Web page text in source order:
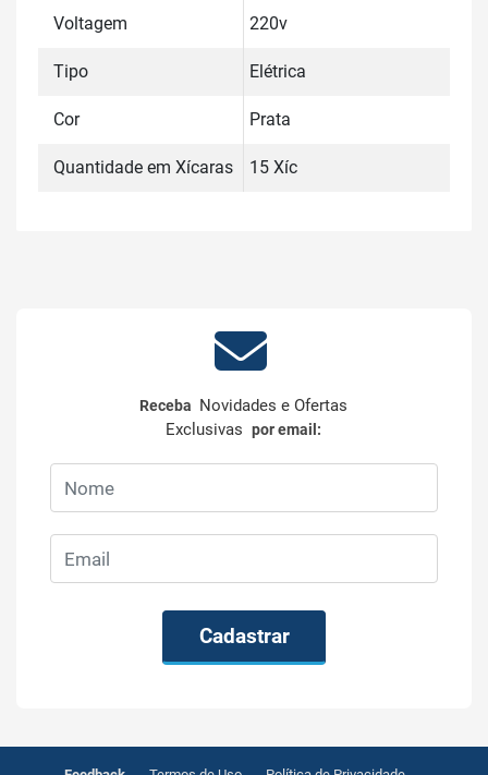
Voltagem 220v
Tipo Elétrica
Cor Prata
Quantidade em Xícaras 15 Xíc
Receba Novidades e Ofertas
Exclusivaspor email:
Cadastrar